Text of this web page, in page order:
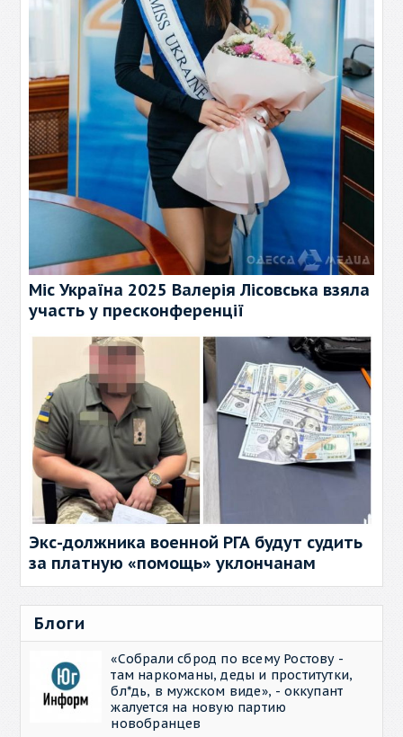
Міс Україна 2025 Валерія Лісовська взяла
участь у пресконференції
Экс-должника военной РГА будут судить
за платную «помощь» уклончанам
Блоги
«Собрали сброд по всему Ростову -
там наркоманы, деды и проститутки,
бл*дь, в мужском виде», - оккупант
жалуется на новую партию
новобранцев